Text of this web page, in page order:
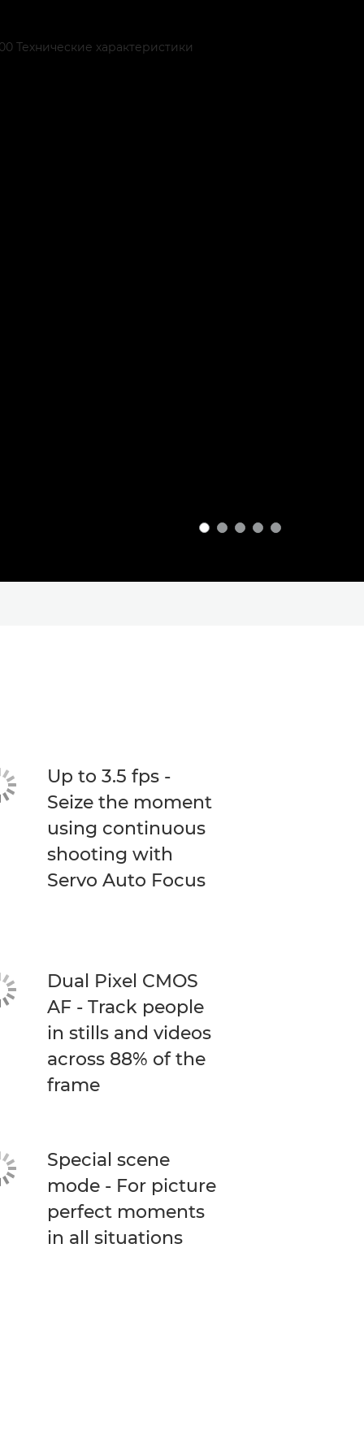
Up to 3.5 fps -
Seize the moment
using continuous
shooting with
Servo Auto Focus
Dual Pixel CMOS
AF - Track people
in stills and videos
across 88% of the
frame
Special scene
mode - For picture
perfect moments
in all situations